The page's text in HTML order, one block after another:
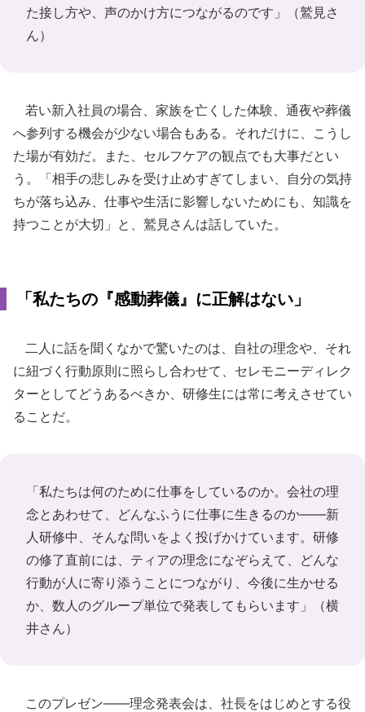
た接し方や、声のかけ方につながるのです」（鷲見さ
ん）
若い新入社員の場合、家族を亡くした体験、通夜や葬儀
へ参列する機会が少ない場合もある。それだけに、こうし
た場が有効だ。また、セルフケアの観点でも大事だとい
う。「相手の悲しみを受け止めすぎてしまい、自分の気持
ちが落ち込み、仕事や生活に影響しないためにも、知識を
持つことが大切」と、鷲見さんは話していた。
「私たちの『感動葬儀』に正解はない」
二人に話を聞くなかで驚いたのは、自社の理念や、それ
に紐づく行動原則に照らし合わせて、セレモニーディレク
ターとしてどうあるべきか、研修生には常に考えさせてい
ることだ。
「私たちは何のために仕事をしているのか。会社の理
念とあわせて、どんなふうに仕事に生きるのか――新
人研修中、そんな問いをよく投げかけています。研修
の修了直前には、ティアの理念になぞらえて、どんな
行動が人に寄り添うことにつながり、今後に生かせる
か、数人のグループ単位で発表してもらいます」（横
井さん）
このプレゼン――理念発表会は、社長をはじめとする役